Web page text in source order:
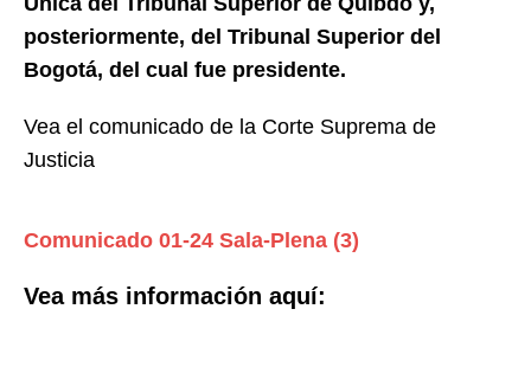
posteriormente, del Tribunal Superior del
Bogotá, del cual fue presidente.
Vea el comunicado de la Corte Suprema de
Justicia
Comunicado 01-24 Sala-Plena (3)
Vea más información aquí: